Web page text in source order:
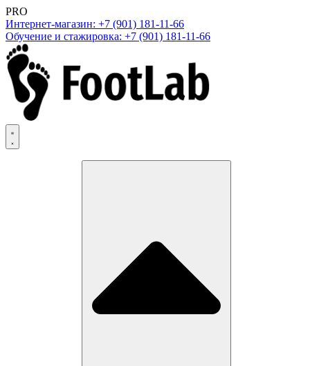
PRO
Интернет-магазин: +7 (901) 181-11-66
Обучение и стажировка: +7 (901) 181-11-66